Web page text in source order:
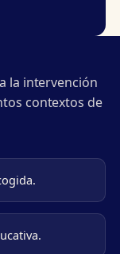
la intervención
contextos de